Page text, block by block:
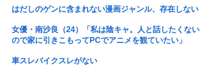
はだしのゲンに含まれない漫画ジャンル、存在しない
女優・南沙良（24）「私は陰キャ。人と話したくない
ので家に引きこもってPCでアニメを観ていたい」
車スレバイクスレがない